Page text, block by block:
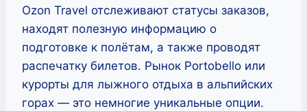
Ozon Travel отслеживают статусы заказов,
находят полезную информацию о
подготовке к полётам, а также проводят
распечатку билетов. Рынок Portobello или
курорты для лыжного отдыха в альпийских
горах — это немногие уникальные опции.